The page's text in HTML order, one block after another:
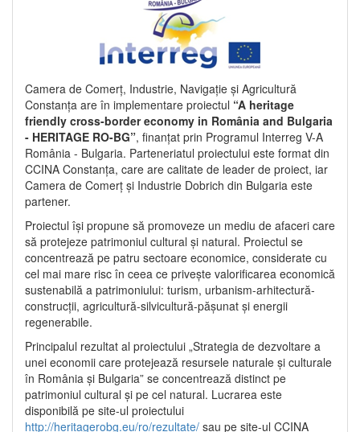
Camera de Comerț, Industrie, Navigație și Agricultură
Constanța are în implementare proiectul “A heritage
friendly cross-border economy in România and Bulgaria
- HERITAGE RO-BG”, finanțat prin Programul Interreg V-A
România - Bulgaria. Parteneriatul proiectului este format din
CCINA Constanța, care are calitate de leader de proiect, iar
Camera de Comerț și Industrie Dobrich din Bulgaria este
partener.
Proiectul își propune să promoveze un mediu de afaceri care
să protejeze patrimoniul cultural și natural. Proiectul se
concentrează pe patru sectoare economice, considerate cu
cel mai mare risc în ceea ce privește valorificarea economică
sustenabilă a patrimoniului: turism, urbanism-arhitectură-
construcții, agricultură-silvicultură-pășunat și energii
regenerabile.
Principalul rezultat al proiectului „Strategia de dezvoltare a
unei economii care protejează resursele naturale și culturale
în România și Bulgaria” se concentrează distinct pe
patrimoniul cultural și pe cel natural. Lucrarea este
disponibilă pe site-ul proiectului
http://heritagerobg.eu/ro/rezultate/ sau pe site-ul CCINA